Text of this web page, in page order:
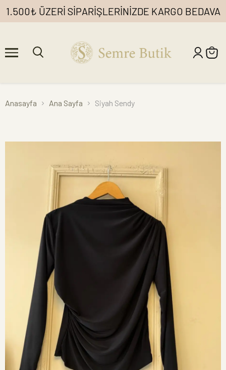
1.500₺ ÜZERİ SİPARİŞLERİNİZDE KARGO BEDAVA
Anasayfa Ana Sayfa Siyah Sendy